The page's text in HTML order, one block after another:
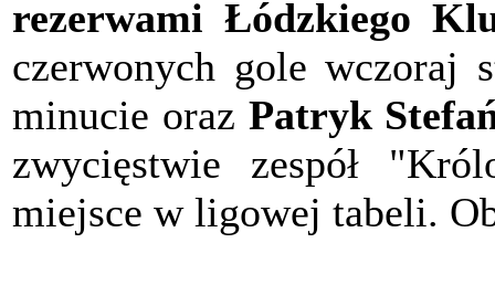
rezerwami Łódzkiego
czerwonych gole wczoraj
minucie oraz Patryk
zwycięstwie zespół
miejsce w ligowej tabeli.